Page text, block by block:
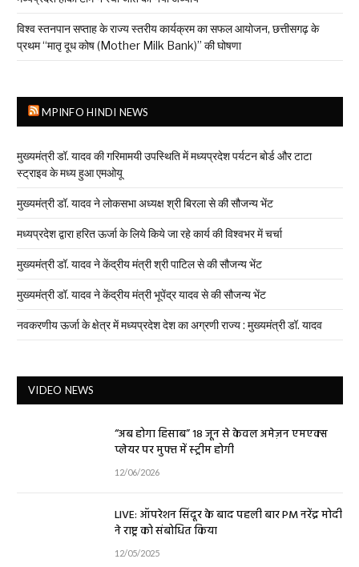
विश्व स्तनपान सप्ताह के राज्य स्तरीय कार्यक्रम का सफल आयोजन, छत्तीसगढ़ के
प्रथम “मातृ दूध कोष (Mother Milk Bank)” की घोषणा
MPINFO HINDI NEWS
मुख्यमंत्री डॉ. यादव की गरिमामयी उपस्थिति में मध्यप्रदेश पर्यटन बोर्ड और टाटा
स्ट्राइव के मध्य हुआ एमओयू
मुख्यमंत्री डॉ. यादव ने लोकसभा अध्यक्ष श्री बिरला से की सौजन्य भेंट
मध्यप्रदेश द्वारा हरित ऊर्जा के लिये किये जा रहे कार्य की विश्वभर में चर्चा
मुख्यमंत्री डॉ. यादव ने केंद्रीय मंत्री श्री पाटिल से की सौजन्य भेंट
मुख्यमंत्री डॉ. यादव ने केंद्रीय मंत्री भूपेंद्र यादव से की सौजन्य भेंट
नवकरणीय ऊर्जा के क्षेत्र में मध्यप्रदेश देश का अग्रणी राज्य : मुख्यमंत्री डॉ. यादव
VIDEO NEWS
“अब होगा हिसाब” 18 जून से केवल अमेज़न एमएक्स
प्लेयर पर मुफ्त में स्ट्रीम होगी
12/06/2026
LIVE: ऑपरेशन सिंदूर के बाद पहली बार PM नरेंद्र मोदी
ने राष्ट्र को संबोधित किया
12/05/2025